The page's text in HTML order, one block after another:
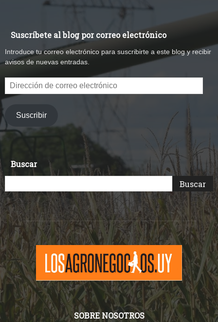
Suscríbete al blog por correo electrónico
Introduce tu correo electrónico para suscribirte a este blog y recibir
avisos de nuevas entradas.
Dirección
de
electrónico
Suscribir
Buscar
SOBRE NOSOTROS